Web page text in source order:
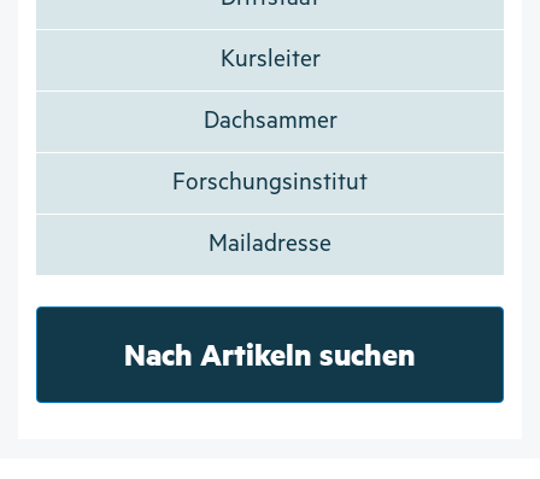
Kursleiter
Dachsammer
Forschungsinstitut
Mailadresse
Nach Artikeln suchen